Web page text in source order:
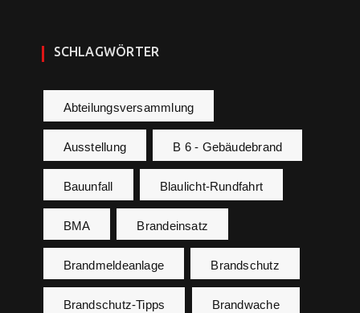
SCHLAGWÖRTER
Abteilungsversammlung
Ausstellung B 6 - Gebäudebrand
Bauunfall Blaulicht-Rundfahrt
BMA Brandeinsatz
Brandmeldeanlage Brandschutz
Brandschutz-Tipps Brandwache